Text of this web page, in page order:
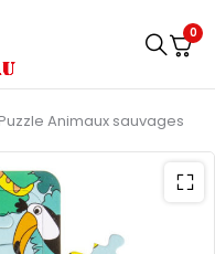
0
Animaux sauvages